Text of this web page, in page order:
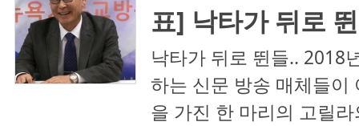
표] 낙타가 뒤로
낙타가 뒤로 뛴들.. 2018
하는 신문 방송 매체들
을 가진 한 마리의 고릴